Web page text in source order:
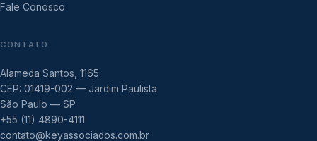
Fale Conosco
CONTATO
Alameda Santos, 1165
CEP: 01419-002 — Jardim Paulista
São Paulo — SP
+55 (11) 4890-4111
contato@keyassociados.com.br